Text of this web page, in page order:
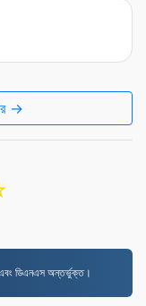
→
ডিএনএস অন্তর্ভুক্ত।